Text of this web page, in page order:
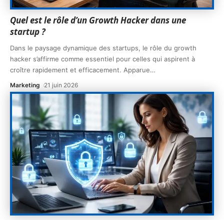
Quel est le rôle d’un Growth Hacker dans une
startup ?
Dans le paysage dynamique des startups, le rôle du growth
hacker s’affirme comme essentiel pour celles qui aspirent à
croître rapidement et efficacement. Apparue…
Marketing 21 juin 2026